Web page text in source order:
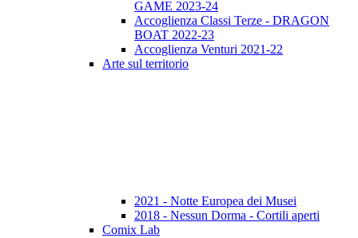
GAME 2023-24
Accoglienza Classi Terze - DRAGON
BOAT 2022-23
Accoglienza Venturi 2021-22
Arte sul territorio
2021 - Notte Europea dei Musei
2018 - Nessun Dorma - Cortili aperti
Comix Lab